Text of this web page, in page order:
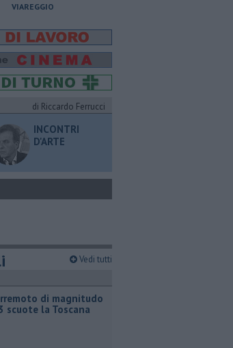
VIAREGGIO
di Riccardo Ferrucci
INCONTRI
D'ARTE
Vedi tutti
di magnitudo
scuote la Toscana